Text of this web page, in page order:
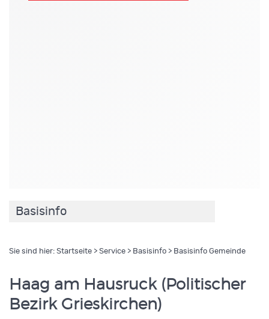
Basisinfo
Sie sind hier: Startseite > Service > Basisinfo > Basisinfo Gemeinde
Haag am Hausruck (Politischer
Bezirk Grieskirchen)